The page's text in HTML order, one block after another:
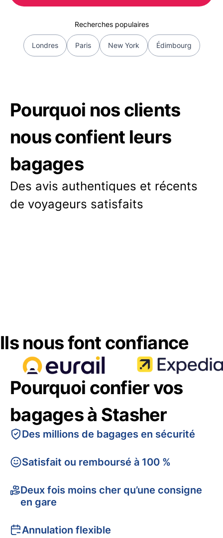
Recherches populaires
Londres Paris New York Édimbourg
Pourquoi nos clients
nous confient leurs
bagages
Des avis authentiques et récents
de voyageurs satisfaits
Ils nous font confiance
Pourquoi confier vos
bagages à Stasher
Des millions de bagages en sécurité
Satisfait ou remboursé à 100 %
Deux fois moins cher qu’une consigne
en gare
Annulation flexible